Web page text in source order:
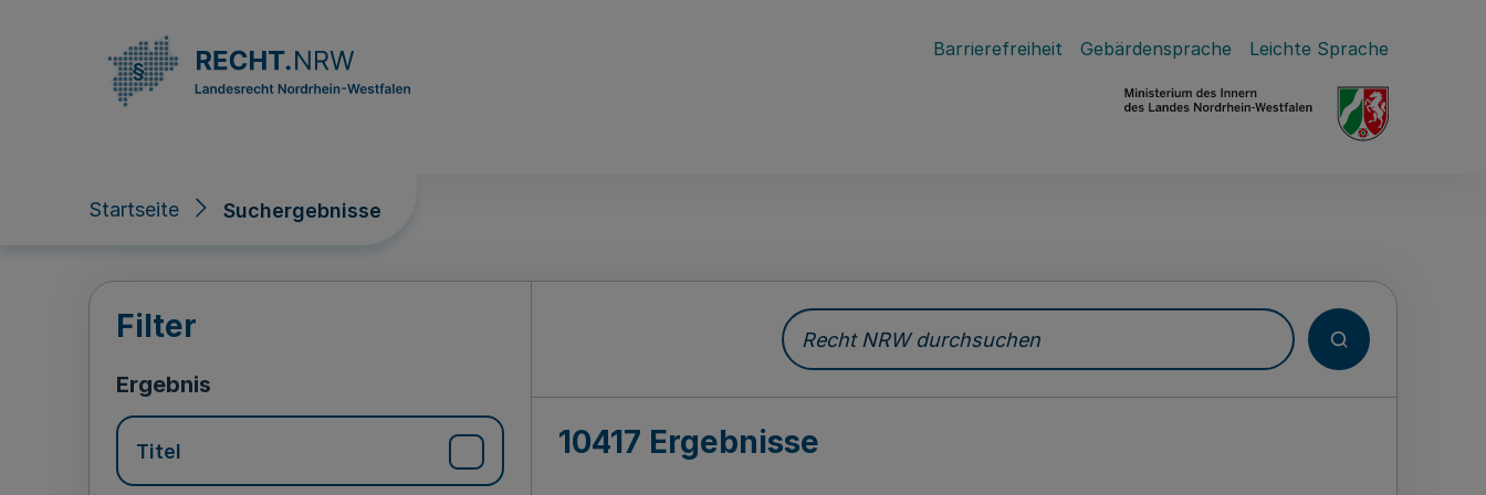
Barrierefreiheit Gebärdensprache Leichte Sprache
Startseite Suchergebnisse
Suchergebnisse
Filter
Ergebnis
Titel
Recht NRW durchsuchen
10417 Ergebnisse